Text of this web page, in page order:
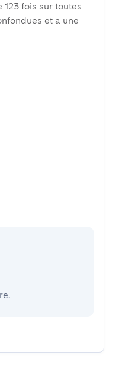
fois sur toutes
et a une